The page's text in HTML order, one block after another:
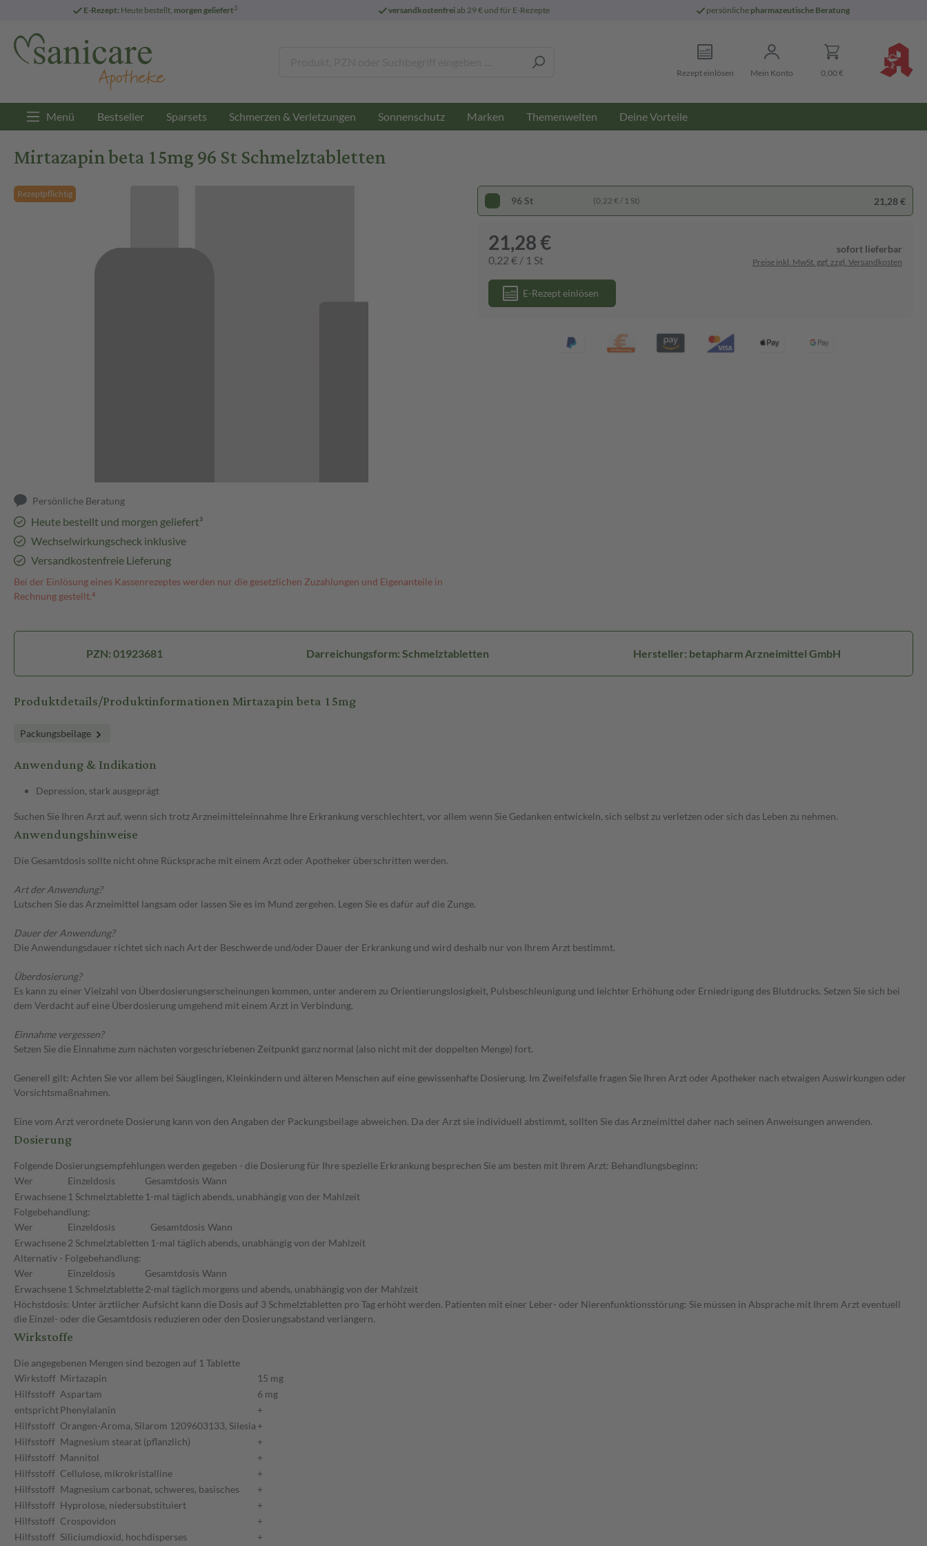
E-Rezept: Heute bestellt, morgen geliefert3 versandkostenfreiab 29 € und für E-Rezepte persönliche pharmazeutische Beratung
Rezept einlösen Mein Konto 0,00 €
Menü Bestseller Sparsets Schmerzen & Verletzungen Sonnenschutz Marken Themenwelten Deine Vorteile
Mirtazapin beta 15mg 96 St Schmelztabletten
Rezeptpflichtig
Persönliche Beratung
Heute bestellt und morgen geliefert³
Wechselwirkungscheck inklusive
Versandkostenfreie Lieferung
Bei der Einlösung eines Kassenrezeptes werden nur die gesetzlichen Zuzahlungen und Eigenanteile in
Rechnung gestellt.⁴
96 St (0,22 € / 1 St) 21,28 €
21,28 €
0,22 € / 1 St
sofort lieferbar
Preise inkl. MwSt. ggf. zzgl. Versandkosten
E-Rezept einlösen
PZN: 01923681 Darreichungsform: Schmelztabletten Hersteller: betapharm Arzneimittel GmbH
Produktdetails/Produktinformationen Mirtazapin beta 15mg
Packungsbeilage
Anwendung & Indikation
Depression, stark ausgeprägt
Suchen Sie Ihren Arzt auf, wenn sich trotz Arzneimitteleinnahme Ihre Erkrankung verschlechtert, vor allem wenn Sie Gedanken entwickeln, sich selbst zu verletzen oder sich das Leben zu nehmen.
Anwendungshinweise
Die Gesamtdosis sollte nicht ohne Rücksprache mit einem Arzt oder Apotheker überschritten werden.
Art der Anwendung?
Lutschen Sie das Arzneimittel langsam oder lassen Sie es im Mund zergehen. Legen Sie es dafür auf die Zunge.
Dauer der Anwendung?
Die Anwendungsdauer richtet sich nach Art der Beschwerde und/oder Dauer der Erkrankung und wird deshalb nur von Ihrem Arzt bestimmt.
Überdosierung?
Es kann zu einer Vielzahl von Überdosierungserscheinungen kommen, unter anderem zu Orientierungslosigkeit, Pulsbeschleunigung und leichter Erhöhung oder Erniedrigung des Blutdrucks. Setzen Sie sich bei
dem Verdacht auf eine Überdosierung umgehend mit einem Arzt in Verbindung.
Einnahme vergessen?
Setzen Sie die Einnahme zum nächsten vorgeschriebenen Zeitpunkt ganz normal (also nicht mit der doppelten Menge) fort.
Generell gilt: Achten Sie vor allem bei Säuglingen, Kleinkindern und älteren Menschen auf eine gewissenhafte Dosierung. Im Zweifelsfalle fragen Sie Ihren Arzt oder Apotheker nach etwaigen Auswirkungen oder
Vorsichtsmaßnahmen.
Eine vom Arzt verordnete Dosierung kann von den Angaben der Packungsbeilage abweichen. Da der Arzt sie individuell abstimmt, sollten Sie das Arzneimittel daher nach seinen Anweisungen anwenden.
Dosierung
Folgende Dosierungsempfehlungen werden gegeben - die Dosierung für Ihre spezielle Erkrankung besprechen Sie am besten mit Ihrem Arzt: Behandlungsbeginn:
Wer
Einzeldosis Gesamtdosis Wann
Erwachsene 1 Schmelztablette 1-mal täglich abends, unabhängig von der Mahlzeit
Folgebehandlung:
Wer
Einzeldosis Gesamtdosis Wann
Erwachsene2 Schmelztabletten 1-mal täglich abends, unabhängig von der Mahlzeit
Alternativ - Folgebehandlung:
Wer
Einzeldosis Gesamtdosis Wann
Erwachsene 1 Schmelztablette2-mal täglich morgens und abends, unabhängig von der Mahlzeit
Höchstdosis: Unter ärztlicher Aufsicht kann die Dosis auf 3 Schmelztabletten pro Tag erhöht werden. Patienten mit einer Leber- oder Nierenfunktionsstörung: Sie müssen in Absprache mit Ihrem Arzt eventuell
die Einzel- oder die Gesamtdosis reduzieren oder den Dosierungsabstand verlängern.
Wirkstoffe
Die angegebenen Mengen sind bezogen auf 1 Tablette
Wirkstoff Mirtazapin
15 mg
Hilfsstoff Aspartam
6 mg
entsprichtPhenylalanin
+
Hilfsstoff Orangen-Aroma, Silarom 1209603133, Silesia +
Hilfsstoff Magnesium stearat (pflanzlich)
+
Hilfsstoff Mannitol
+
Hilfsstoff Cellulose, mikrokristalline
+
Hilfsstoff Magnesium carbonat, schweres, basisches
+
Hilfsstoff Hyprolose, niedersubstituiert
+
Hilfsstoff Crospovidon
+
Hilfsstoff Siliciumdioxid, hochdisperses
+